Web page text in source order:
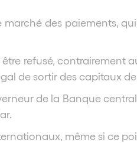
des paiements,
refusé, contrairement
de sortir des capitaux
de la Banque
même si ce